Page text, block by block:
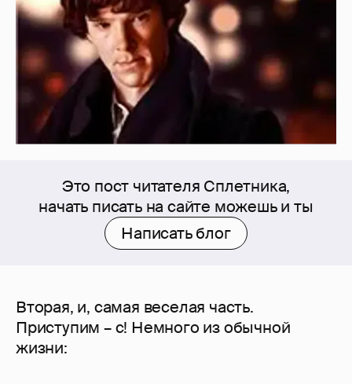
Это пост читателя Сплетника,
начать писать на сайте можешь и ты
Написать блог
Вторая, и, самая веселая часть.
Приступим – с! Немного из обычной
жизни: